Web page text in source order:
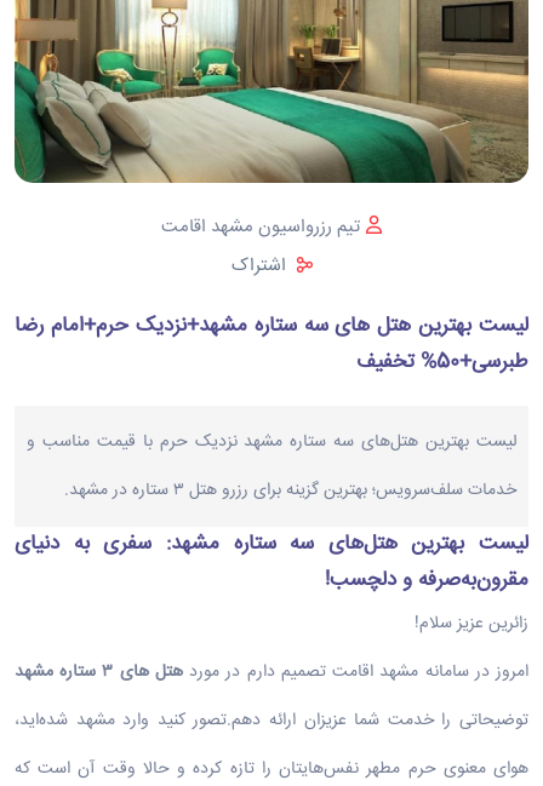
تیم رزرواسیون مشهد اقامت
اشتراک
لیست بهترین هتل های سه ستاره مشهد+نزدیک حرم+امام رضا
طبرسی+50% تخفیف
لیست بهترین هتل‌های سه ستاره مشهد نزدیک حرم با قیمت مناسب و
خدمات سلف‌سرویس؛ بهترین گزینه برای رزرو هتل ۳ ستاره در مشهد.
لیست بهترین هتل‌های سه ستاره مشهد: سفری به دنیای
مقرون‌به‌صرفه و دلچسب!
زائرین عزیز سلام!
امروز در سامانه مشهد اقامت تصمیم دارم در موردهتل های ۳ ستاره مشهد
توضیحاتی را خدمت شما عزیزان ارائه دهم.تصور کنید وارد مشهد شده‌اید،
هوای معنوی حرم مطهر نفس‌هایتان را تازه کرده و حالا وقت آن است که